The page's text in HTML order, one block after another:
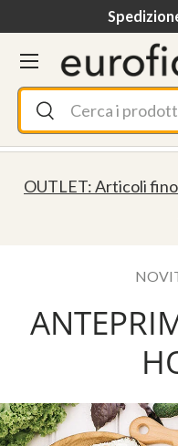
Passa ai contenuti
Cerca
Cerca
Menu
OUTLET: Articoli